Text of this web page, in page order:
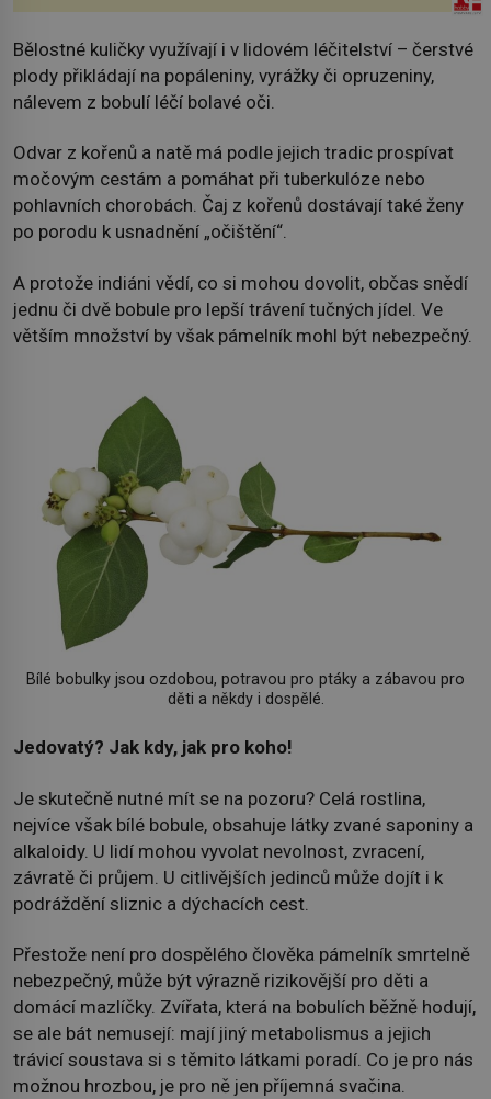
Bělostné kuličky využívají i v lidovém léčitelství – čerstvé
plody přikládají na popáleniny, vyrážky či opruzeniny,
nálevem z bobulí léčí bolavé oči.
Odvar z kořenů a natě má podle jejich tradic prospívat
močovým cestám a pomáhat při tuberkulóze nebo
pohlavních chorobách. Čaj z kořenů dostávají také ženy
po porodu k usnadnění „očištění“.
A protože indiáni vědí, co si mohou dovolit, občas snědí
jednu či dvě bobule pro lepší trávení tučných jídel. Ve
větším množství by však pámelník mohl být nebezpečný.
Bílé bobulky jsou ozdobou, potravou pro ptáky a zábavou pro
děti a někdy i dospělé.
Jedovatý? Jak kdy, jak pro koho!
Je skutečně nutné mít se na pozoru? Celá rostlina,
nejvíce však bílé bobule, obsahuje látky zvané saponiny a
alkaloidy. U lidí mohou vyvolat nevolnost, zvracení,
závratě či průjem. U citlivějších jedinců může dojít i k
podráždění sliznic a dýchacích cest.
Přestože není pro dospělého člověka pámelník smrtelně
nebezpečný, může být výrazně rizikovější pro děti a
domácí mazlíčky. Zvířata, která na bobulích běžně hodují,
se ale bát nemusejí: mají jiný metabolismus a jejich
trávicí soustava si s těmito látkami poradí. Co je pro nás
možnou hrozbou, je pro ně jen příjemná svačina.